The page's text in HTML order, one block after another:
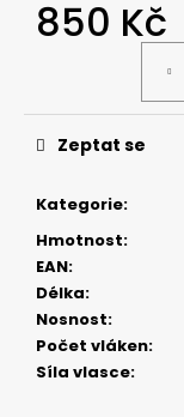
850 Kč
Kategorie:
Hmotnost:
EAN:
Délka:
Nosnost:
Počet vláken:
Síla vlasce:
Zeptat se
u
m
e
SICKLE
#6
KS,
G
69
Kč